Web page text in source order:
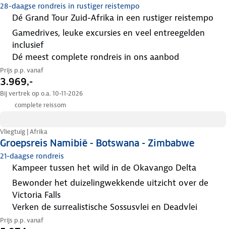
28-daagse rondreis in rustiger reistempo
dé Grand Tour Zuid-Afrika in een rustiger reistempo
gamedrives, leuke excursies en veel entreegelden
inclusief
dé meest complete rondreis in ons aanbod
Prijs p.p. vanaf
3.969,-
Bij vertrek op o.a. 10-11-2026
complete reissom
Groepsreis Namibië - Botswana - Zimbabwe
Vliegtuig | Afrika
21-daagse rondreis
kampeer tussen het wild in de Okavango Delta
bewonder het duizelingwekkende uitzicht over de
Victoria Falls
verken de surrealistische Sossusvlei en Deadvlei
Prijs p.p. vanaf